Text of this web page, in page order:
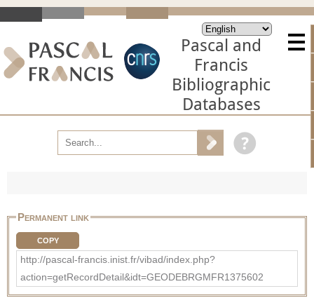
Pascal and
Francis
Bibliographic
Databases
Permanent link
COPY
http://pascal-francis.inist.fr/vibad/index.php?
action=getRecordDetail&idt=GEODEBRGMFR1375602